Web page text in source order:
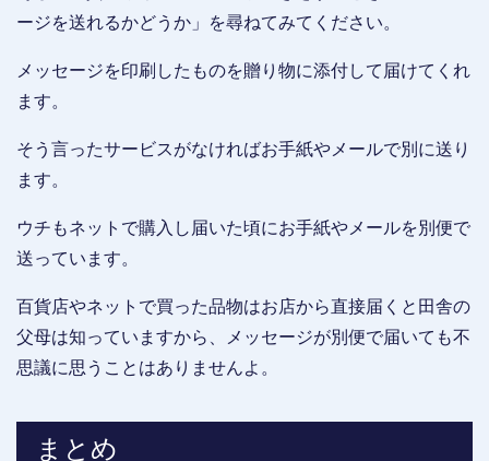
ージを送れるかどうか」を尋ねてみてください。
メッセージを印刷したものを贈り物に添付して届けてくれ
ます。
そう言ったサービスがなければお手紙やメールで別に送り
ます。
ウチもネットで購入し届いた頃にお手紙やメールを別便で
送っています。
百貨店やネットで買った品物はお店から直接届くと田舎の
父母は知っていますから、メッセージが別便で届いても不
思議に思うことはありませんよ。
まとめ